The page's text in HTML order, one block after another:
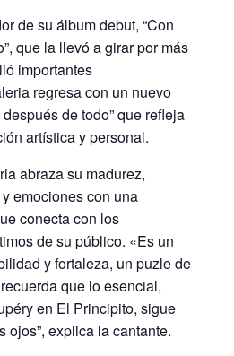
de su álbum debut, “Con
que la llevó a girar por más
importantes
regresa con un nuevo
de todo” que refleja
artística y personal.
abraza su madurez,
emociones con una
conecta con los
de su público. «Es un
y fortaleza, un puzle de
que lo esencial,
en El Principito, sigue
ojos”, explica la cantante.